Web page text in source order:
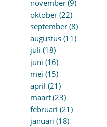
november (9)
oktober (22)
september (8)
augustus (11)
juli (18)
juni (16)
mei (15)
april (21)
maart (23)
februari (21)
januari (18)